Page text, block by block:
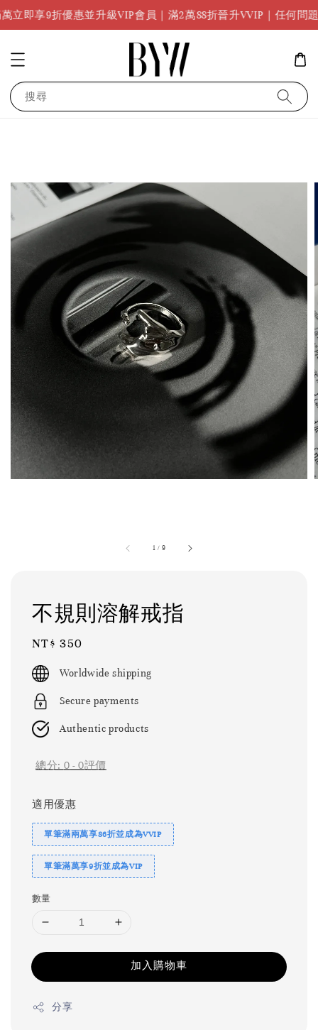
9折優惠並升級VIP會員｜滿2萬88折晉升VVIP｜任何問題請洽
搜尋
1 / 9
不規則溶解戒指
Regular
price
NT$ 350
Worldwide shipping
Secure payments
Authentic products
總分: 0 - 0評價
適用優惠
單筆滿兩萬享86折並成為VVIP
單筆滿萬享9折並成為VIP
數量
加入購物車
分享